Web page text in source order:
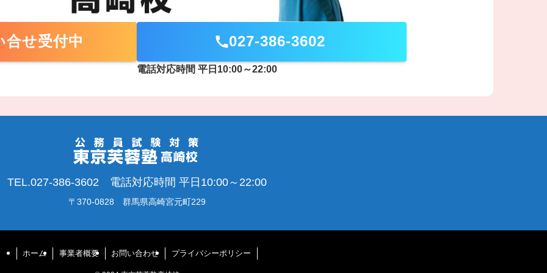
合せ受付中 027-386-3602
電話対応時間 平日10:00～22:00
TEL.027-386-3602 電話対応時間 平日10:00～22:00
〒370-0828 群馬県高崎宮元町229
ホーム 事業者概要 お問い合わせ プライバシーポリシー